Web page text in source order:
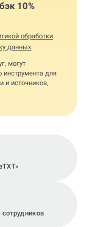
10%
обработки
данных
могут
инструмента для
и источников,